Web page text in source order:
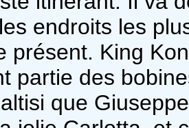
endroits les
présent. King
partie des
que